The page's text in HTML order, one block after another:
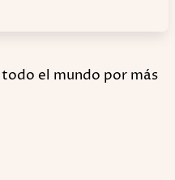
el mundo por más